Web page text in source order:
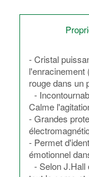
- Cristal
l'enracinement
rouge dans un
-
Calme
- Grandes
- Permet
émotionnel
- Selon J.Hall